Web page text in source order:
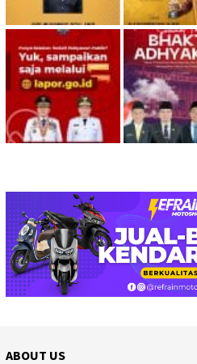
ABOUT US